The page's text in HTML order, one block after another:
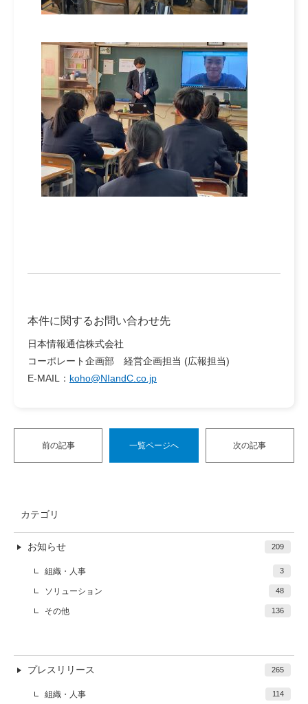
本件に関するお問い合わせ先
日本情報通信株式会社
コーポレート企画部 経営企画担当 (広報担当)
E-MAIL： koho@NIandC.co.jp
前の記事 一覧ページへ 次の記事
カテゴリ
お知らせ 209
組織・人事 3
ソリューション 48
その他 136
プレスリリース 265
組織・人事 114